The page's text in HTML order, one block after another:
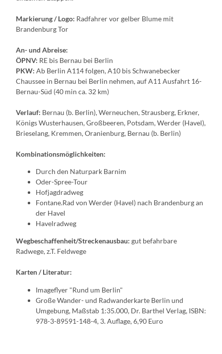
Markierung / Logo: Radfahrer vor gelber Blume mit
Brandenburg Tor
An- und Abreise:
ÖPNV: RE bis Bernau bei Berlin
PKW: Ab Berlin A114 folgen, A10 bis Schwanebecker
Chaussee in Bernau bei Berlin nehmen, auf A11 Ausfahrt 16-
Bernau-Süd (40 min ca. 32 km)
Verlauf: Bernau (b. Berlin), Werneuchen, Strausberg, Erkner,
Königs Wusterhausen, Großbeeren, Potsdam, Werder (Havel),
Brieselang, Kremmen, Oranienburg, Bernau (b. Berlin)
Kombinationsmöglichkeiten:
Durch den Naturpark Barnim
Oder-Spree-Tour
Hofjagdradweg
Fontane.Rad von Werder (Havel) nach Brandenburg an
der Havel
Havelradweg
Wegbeschaffenheit/Streckenausbau: gut befahrbare
Radwege, z.T. Feldwege
Karten / Literatur:
Imageflyer "Rund um Berlin"
Große Wander- und Radwanderkarte Berlin und
Umgebung, Maßstab 1:35.000, Dr. Barthel Verlag, ISBN:
978-3-89591-148-4, 3. Auflage, 6,90 Euro